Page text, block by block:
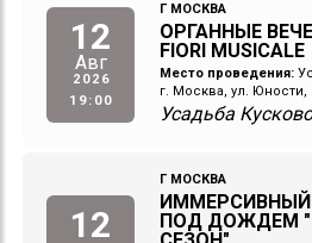
12
Авг
2026
19:00
Г МОСКВА
ОРГАННЫЕ
FIORI MUSICALE
Место проведения:
г. Москва, ул. Юности,
Усадьба
12
Г МОСКВА
ПОД ДОЖДЕМ